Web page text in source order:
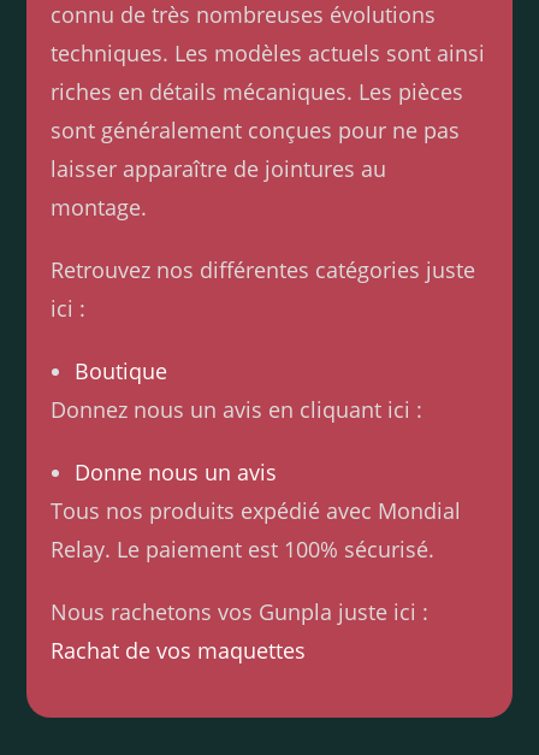
connu de très nombreuses évolutions
techniques. Les modèles actuels sont ainsi
riches en détails mécaniques. Les pièces
sont généralement conçues pour ne pas
laisser apparaître de jointures au
montage.
Retrouvez nos différentes catégories juste
ici :
Boutique
Donnez nous un avis en cliquant ici :
Donne nous un avis
Tous nos produits expédié avec Mondial
Relay. Le paiement est 100% sécurisé.
Nous rachetons vos Gunpla juste ici :
Rachat de vos maquettes